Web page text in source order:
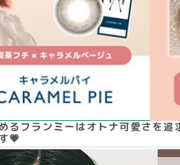
るフランミーはオトナ可愛さを
💗